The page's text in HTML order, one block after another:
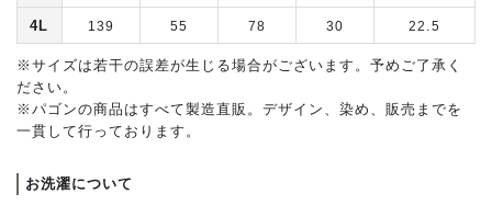
4L 139 55 78 30 22.5
※サイズは若干の誤差が生じる場合がございます。予めご了承く
ださい。
※パゴンの商品はすべて製造直販。デザイン、染め、販売までを
一貫して行っております。
お洗濯について